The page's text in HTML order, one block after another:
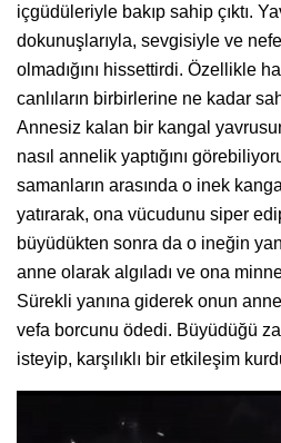
içgüdüleriyle bakıp sahip çıktı.
dokunuşlarıyla, sevgisiyle ve
olmadığını hissettirdi. Özellikle
canlıların birbirlerine ne kadar
Annesiz kalan bir kangal
nasıl annelik yaptığını
samanların arasında o inek
yatırarak, ona vücudunu siper edip
büyüdükten sonra da o ineğin
anne olarak algıladı ve ona
Sürekli yanına giderek onun
vefa borcunu ödedi. Büyüdüğü
isteyip, karşılıklı bir etkileşim